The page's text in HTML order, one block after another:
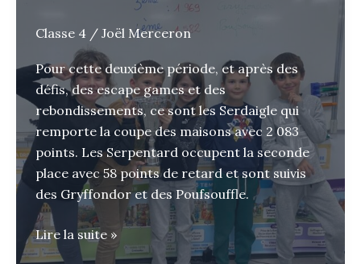
Classe 4 / Joël Merceron
Pour cette deuxième période, et après des
défis, des escape games et des
rebondissements, ce sont les Serdaigle qui
remporte la coupe des maisons avec 2 083
points. Les Serpentard occupent la seconde
place avec 58 points de retard et sont suivis
des Gryffondor et des Poufsouffle.
2ème
coupe
Lire la suite »